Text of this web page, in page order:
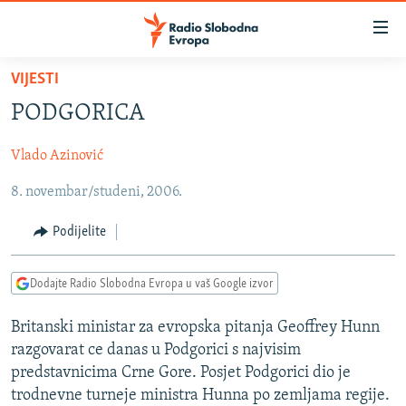
Pređite
glavni
Pređite
na
navigaciju
Pređite
na
pretragu
SRBIJA
KOSOVO
CRNA GORA
VIZUELNO
VIDEO
FOTOGALERIJE
INFOGRAFIKE
PODCASTI
RAT U UKRAJINI
KINA NA BALKANU
RSE PRIČE IZ SVIJETA
VIJESTI
PODGORICA
Vlado Azinović
8. novembar/studeni, 2006.
Podijelite
Dodajte Radio Slobodna Evropa u vaš Google izvor
Britanski ministar za evropska pitanja Geoffrey Hunn
razgovarat ce danas u Podgorici s najvisim
predstavnicima Crne Gore. Posjet Podgorici dio je
trodnevne turneje ministra Hunna po zemljama regije.